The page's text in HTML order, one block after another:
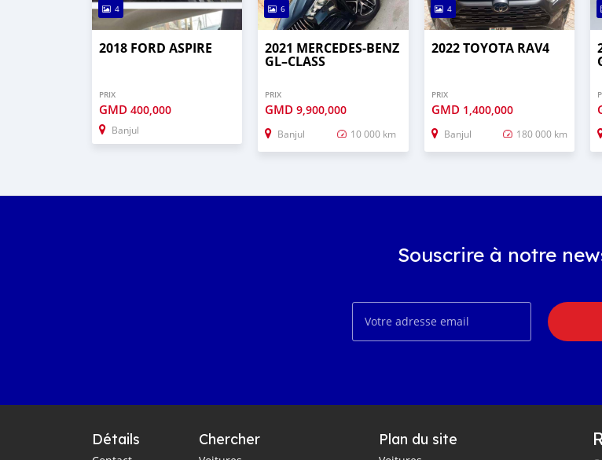
4
2018 FORD ASPIRE
PRIX
GMD 400,000
Banjul
6
2021 MERCEDES‒BENZ
GL–CLASS
PRIX
GMD9,900,000
Banjul 10 000 km
4
2022 TOYOTA RAV4
PRIX
GMD 1,400,000
Banjul 180 000 km
Souscrire à notre
Détails Chercher Plan du site